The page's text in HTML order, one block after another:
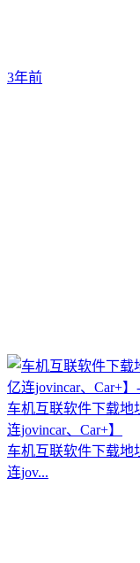
3年前
车机互联软件下载地
连jovincar、Car+】
车机互联软件下载地
连jov...